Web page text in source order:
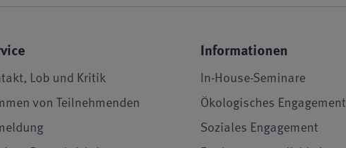
Lob und Kritik
von Teilnehmenden
Informationen
In-House-Seminare
Ökologisches Engagement
Soziales Engagement